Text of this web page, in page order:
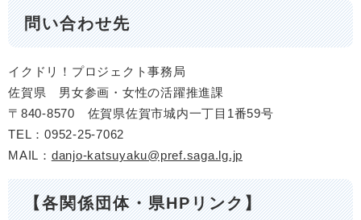
問い合わせ先
​イクドリ！プロジェクト事務局
佐賀県 男女参画・女性の活躍推進課
〒840-8570 佐賀県佐賀市城内一丁目1番59号
TEL：0952-25-7062
MAIL： danjo-katsuyaku@pref.saga.lg.jp
【各関係団体・県HPリンク】